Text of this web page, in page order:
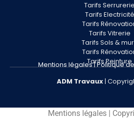
Tarifs Serrurerie
Tarifs Electricité
Tarifs
Tarifs Vitrerie
Tarifs Sols &
Tarifs
Tarifs Peinture
Mentions légales|Politique
ADM Travaux|
Mentions légales |